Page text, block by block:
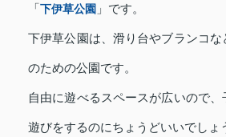
「 下伊草公園 」です。
下伊草公園は、滑り台やブランコ
のための公園です。
自由に遊べるスペースが広いので
遊びをするのにちょうどいいでしょ